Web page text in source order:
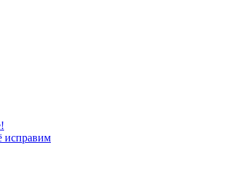
исправим